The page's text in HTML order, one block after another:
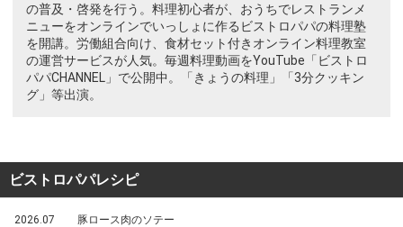
の普及・啓発を行う。料理初心者が、おうちでレストランメ
ニューをオンラインでいっしょに作るビストロパパの料理塾
を開講。労働組合向け、食材セット付きオンライン料理教室
の運営サービスが人気。毎週料理動画をYouTube「ビストロ
パパCHANNEL」で公開中。「きょうの料理」「3分クッキン
グ」等出演。
ビストロパパレシピ
2026.07 豚ロース肉のソテー